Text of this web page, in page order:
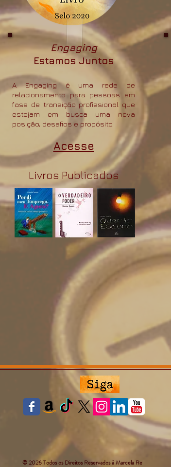
Engaging
Estamos Juntos
A Engaging é uma rede de
relacionamento para pessoas em
fase de transição profissional que
estejam em busca uma nova
posição, desafios e propósito.
​​Acesse
Livros Publicados
© 2026 Todos os Direitos Reservados à Marcela Re